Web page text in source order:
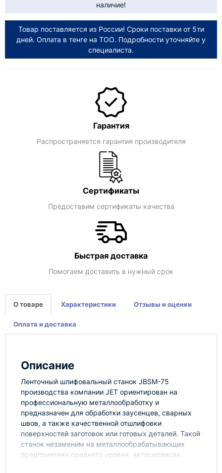
наличие!
Товар поставляется из России! Сроки поставки от 5ти
дней. Оплата в тенге на ТОО. Подробности уточняйте у
специалиста.
Гарантия
Распространяется гарантия производителя
Сертификаты
Предоставим сертификаты качества
Быстрая доставка
Помогаем доставить в нужный срок
О товаре Характеристики Отзывы и оценки
Оплата и доставка
Описание
Ленточный шлифовальный станок JBSM-75
производства компании JET ориентирован на
профессиональную металлообработку и
предназначен для обработки заусенцев, сварных
швов, а также качественной отшлифовки
поверхностей заготовок или готовых деталей. Такой
станок незаменим на металлообрабатывающих
предприятиях среднего уровня, автосервисах,